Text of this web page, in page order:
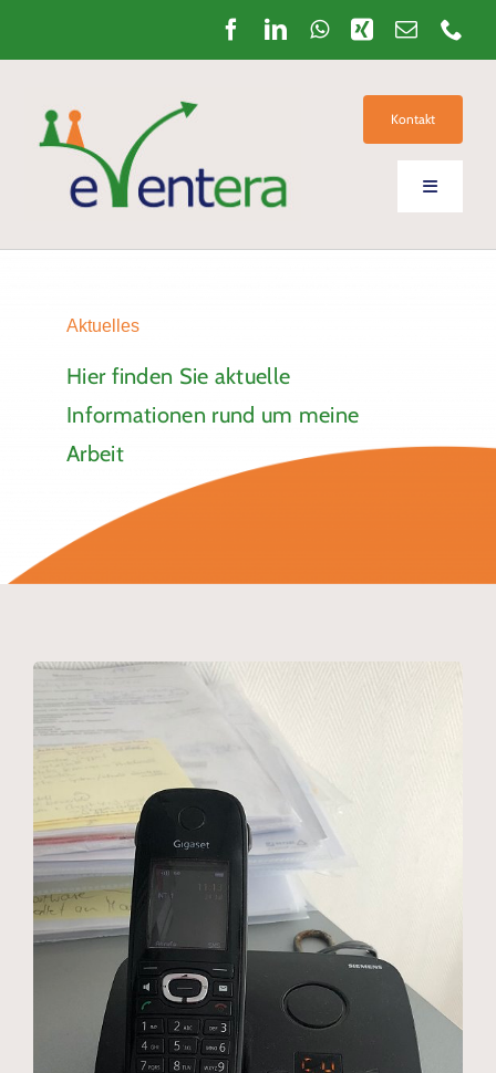
Inhalt
Kontakt
Toggle
Navigation
Meine Philosophie
Coaching
Aktuelles
Hier finden Sie aktuelle
Informationen rund um meine
Arbeit